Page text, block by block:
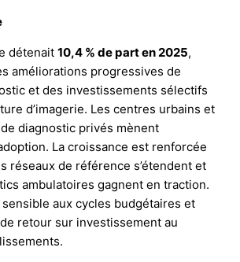
détenait10,4 % de part en 2025,
améliorations progressives de
et des investissements sélectifs
d’imagerie. Les centres urbains et
diagnostic privés mènent
La croissance est renforcée
réseaux de référence s’étendent et
ambulatoires gagnent en traction.
sensible aux cycles budgétaires et
retour sur investissement au